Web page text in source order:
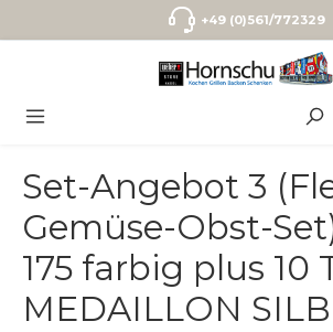
Zum Hauptinhalt springen+49 (0)561/772329
Set-Angebot 3
Gemüse-Obst-
175 farbig plus 10
MEDAILLON